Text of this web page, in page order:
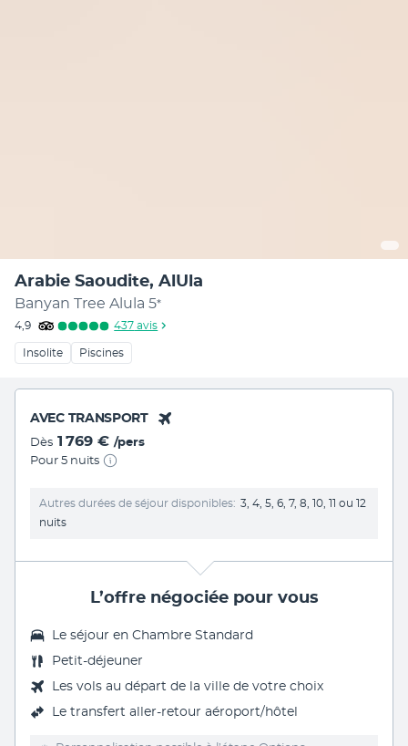
Arabie Saoudite, AlUla
Banyan Tree Alula 5*
4,9 437 avis
Insolite Piscines
AVEC TRANSPORT
Dès 1 769 € /pers
Pour 5 nuits
Autres durées de séjour disponibles
3, 4, 5, 6, 7, 8, 10, 11 ou 12
nuits
L’offre négociée pour vous
Le séjour en Chambre Standard
Petit-déjeuner
Les vols au départ de la ville de votre choix
Le transfert aller-retour aéroport/hôtel